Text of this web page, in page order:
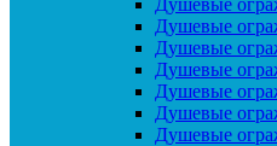
Душевые
Душевые
Душевые
Душевые
Душевые
Душевые
Душевые